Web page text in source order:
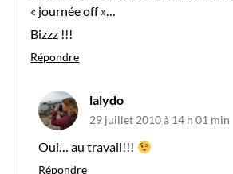
« journée off »…
Bizzz !!!
Répondre
lalydo
29 juillet 2010 à 14 h 01 min
Oui… au travail!!!
Répondre